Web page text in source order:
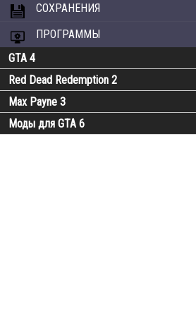
СОХРАНЕНИЯ
ПРОГРАММЫ
GTA 4
Red Dead Redemption 2
Max Payne 3
Моды для GTA 6